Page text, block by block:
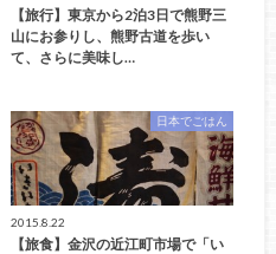
【旅行】東京から2泊3日で熊野三
山にお参りし、熊野古道を歩い
て、さらに美味し…
日本でごはん
2015.8.22
【旅食】金沢の近江町市場で「い